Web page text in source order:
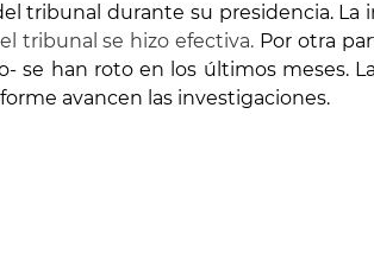
tribunal durante su presidencia.
tribunal se hizo efectiva. Por otra
se han roto en los últimos meses.
avancen las investigaciones.